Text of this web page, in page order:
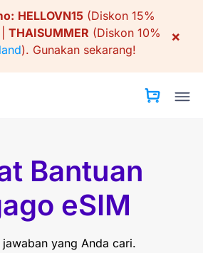
HELLOVN15(Diskon 15%
THAISUMMER (Diskon 10%
). Gunakan sekarang!
×
Bantuan
eSIM
jawaban yang Anda cari.